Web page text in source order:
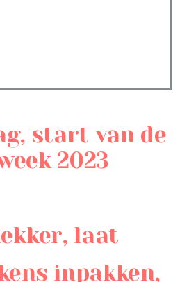
start van de
2023
laat
inpakken,